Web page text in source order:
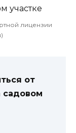
лицензии
от
садовом